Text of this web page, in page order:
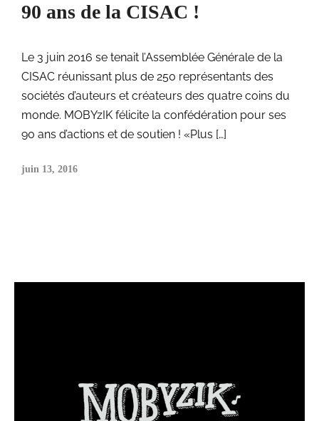
90 ans de la CISAC !
Le 3 juin 2016 se tenait l’Assemblée Générale de la
CISAC réunissant plus de 250 représentants des
sociétés d’auteurs et créateurs des quatre coins du
monde. MOBYzIK félicite la confédération pour ses
90 ans d’actions et de soutien ! «Plus […]
juin 13, 2016